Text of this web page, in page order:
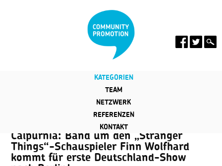
KATEGORIEN
TEAM
NETZWERK
REFERENZEN
KONTAKT
Calpurnia: Band um den „Stranger
Things“-Schauspieler Finn Wolfhard
kommt für erste Deutschland-Show